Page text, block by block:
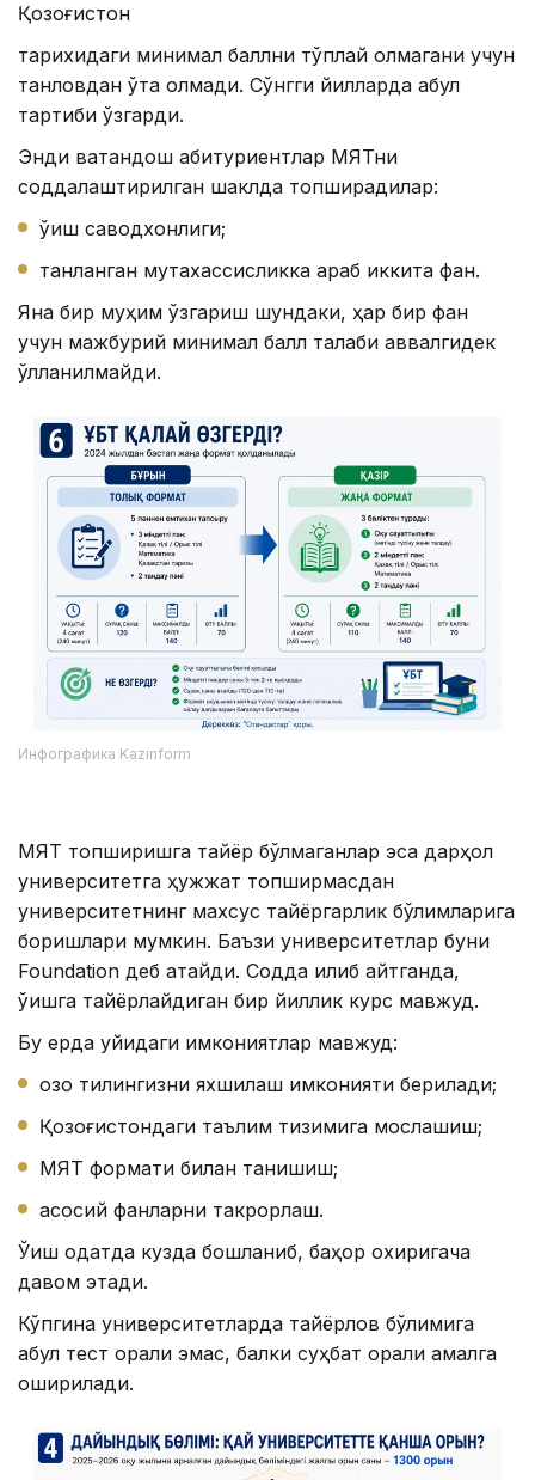
Қозоғистон
тарихидаги минимал баллни тўплай олмагани учун
танловдан ўта олмади. Сўнгги йилларда қабул
тартиби ўзгарди.
Энди ватандош абитуриентлар МЯТни
соддалаштирилган шаклда топширадилар:
ўқиш саводхонлиги;
танланган мутахассисликка қараб иккита фан.
Яна бир муҳим ўзгариш шундаки, ҳар бир фан
учун мажбурий минимал балл талаби аввалгидек
қўлланилмайди.
Инфографика Kazinform
МЯТ топширишга тайёр бўлмаганлар эса дарҳол
университетга ҳужжат топширмасдан
университетнинг махсус тайёргарлик бўлимларига
боришлари мумкин. Баъзи университетлар буни
Foundation деб атайди. Содда қилиб айтганда,
ўқишга тайёрлайдиган бир йиллик курс мавжуд.
Бу ерда қуйидаги имкониятлар мавжуд:
қозоқ тилингизни яхшилаш имконияти берилади;
Қозоғистондаги таълим тизимига мослашиш;
МЯТ формати билан танишиш;
асосий фанларни такрорлаш.
Ўқиш одатда кузда бошланиб, баҳор охиригача
давом этади.
Кўпгина университетларда тайёрлов бўлимига
қабул тест орқали эмас, балки суҳбат орқали амалга
оширилади.